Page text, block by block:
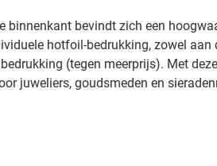
binnenkant bevindt zich een
hotfoil-bedrukking, zowel aan
(tegen meerprijs). Met
juweliers, goudsmeden en